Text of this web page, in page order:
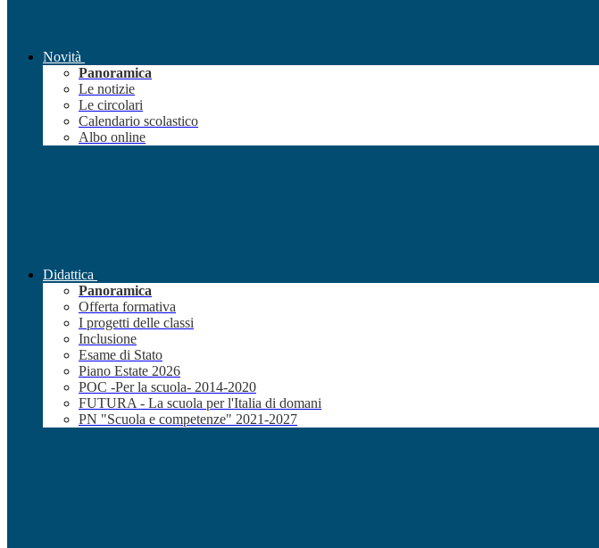
Novità
Panoramica
Le notizie
Le circolari
Calendario scolastico
Albo online
Didattica
Panoramica
Offerta formativa
I progetti delle classi
Inclusione
Esame di Stato
Piano Estate 2026
POC -Per la scuola- 2014-2020
FUTURA - La scuola per l'Italia di domani
PN "Scuola e competenze" 2021-2027